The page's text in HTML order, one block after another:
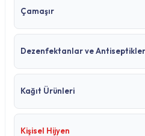
Çamaşır
Dezenfektanlar ve Antiseptikler
Kağıt Ürünleri
Kişisel Hijyen